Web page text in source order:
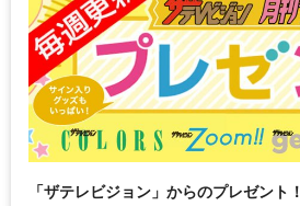
「ザテレビジョン」からのプレゼント！